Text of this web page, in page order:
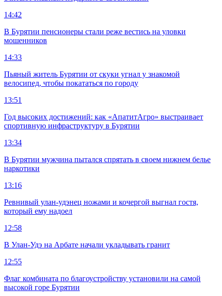
14:42
В Бурятии пенсионеры стали реже вестись на уловки
мошенников
14:33
Пьяный житель Бурятии от скуки угнал у знакомой
велосипед, чтобы покататься по городу
13:51
Год высоких достижений: как «АпатитАгро» выстраивает
спортивную инфраструктуру в Бурятии
13:34
В Бурятии мужчина пытался спрятать в своем нижнем белье
наркотики
13:16
Ревнивый улан-удэнец ножами и кочергой выгнал гостя,
который ему надоел
12:58
В Улан-Удэ на Арбате начали укладывать гранит
12:55
Флаг комбината по благоустройству установили на самой
высокой горе Бурятии